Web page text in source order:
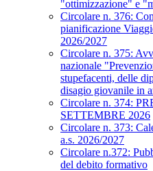
"ottimizzazione" e
Circolare n. 376:
pianificazione
2026/2027
Circolare n. 375:
nazionale
stupefacenti, delle
disagio giovanile in
Circolare n. 374:
SETTEMBRE 2026
Circolare n. 373:
a.s. 2026/2027
Circolare n.372:
del debito formativo